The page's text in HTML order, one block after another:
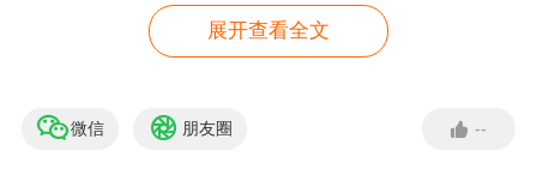
4月30日，特朗普在内阁会议后亲自告诉记者，
他与中国的贸易战可能会导致玩具店的货架空空
是30个，你知道吗？而且这两个娃娃的价格可能
《TikTok卖家Q2选品指
展开查看全文
微信 朋友圈 --